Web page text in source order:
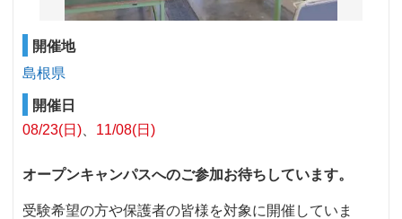
開催地
島根県
開催日
08/23(日)
11/08(日)
オープンキャンパスへのご参加お待ちしています。
受験希望の方や保護者の皆様を対象に開催していま